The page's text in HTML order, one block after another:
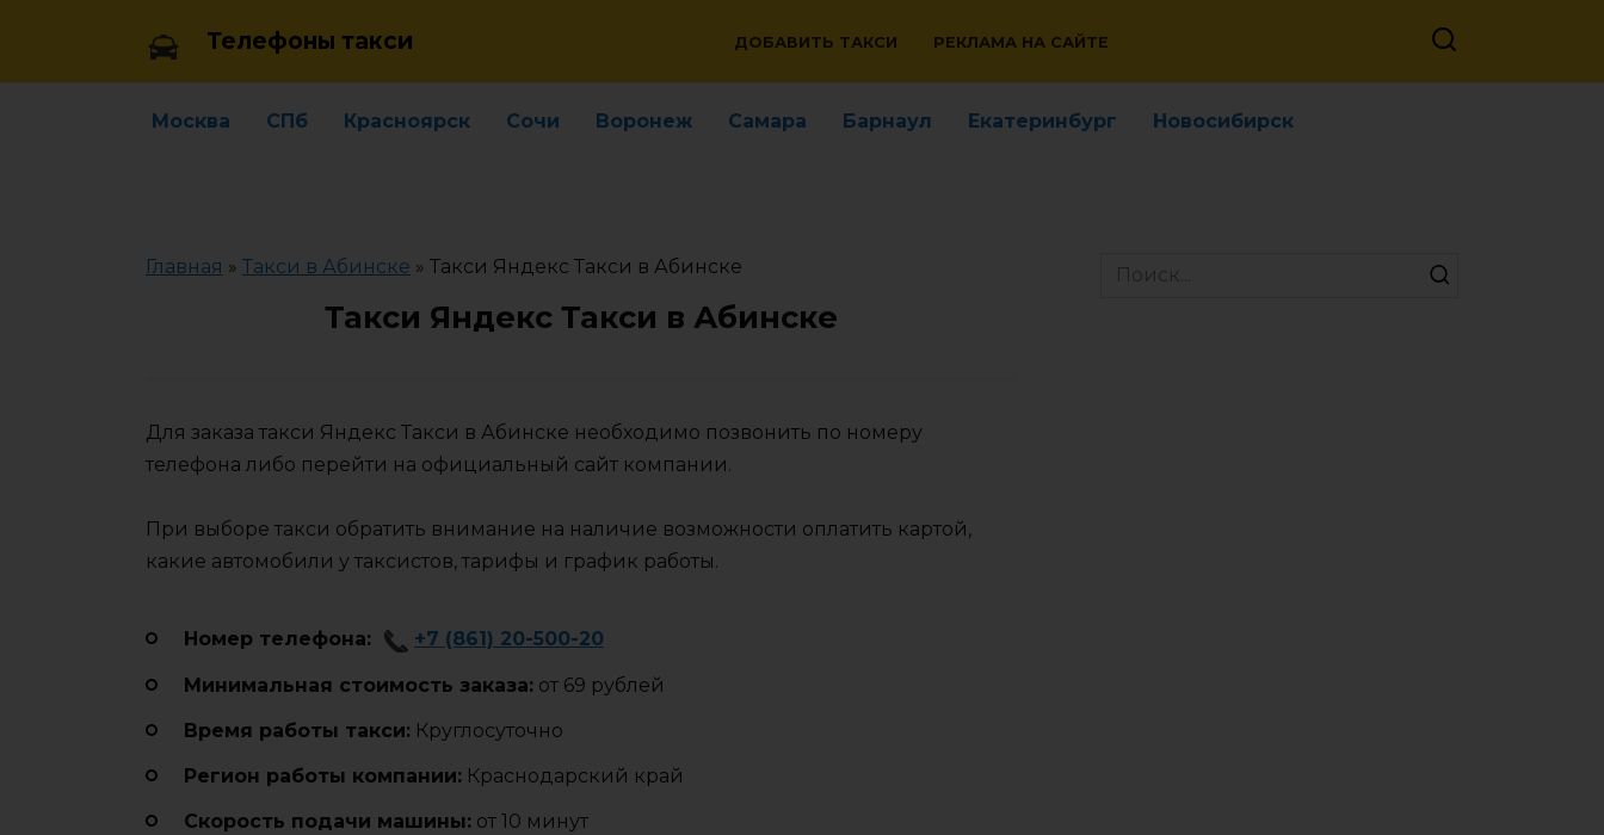
Телефоны такси ДОБАВИТЬ ТАКСИ РЕКЛАМА НА САЙТЕ
Москва СПб Красноярск Сочи Воронеж Самара Барнаул Екатеринбург Новосибирск
Главная » Такси в Абинске » Такси Яндекс Такси в Абинске
Такси Яндекс Такси в Абинске
Для заказа такси Яндекс Такси в Абинске необходимо позвонить по номеру
телефона либо перейти на официальный сайт компании.
При выборе такси обратить внимание на наличие возможности оплатить картой,
какие автомобили у таксистов, тарифы и график работы.
Номер телефона: +7 (861) 20-500-20
Минимальная стоимость заказа: от 69 рублей
Время работы такси: Круглосуточно
Регион работы компании: Краснодарский край
Cкорость подачи машины: от 10 минут
Search